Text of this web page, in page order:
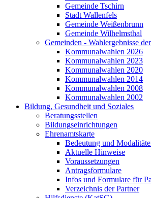
Gemeinde Tschirn
Stadt Wallenfels
Gemeinde Weißenbrunn
Gemeinde Wilhelmsthal
Gemeinden - Wahlergebnisse
Kommunalwahlen 2026
Kommunalwahlen 2023
Kommunalwahlen 2020
Kommunalwahlen 2014
Kommunalwahlen 2008
Kommunalwahlen 2002
Bildung, Gesundheit und Soziales
Beratungsstellen
Bildungseinrichtungen
Ehrenamtskarte
Bedeutung und
Aktuelle Hinweise
Voraussetzungen
Antragsformulare
Infos und Formulare für
Verzeichnis der Partner